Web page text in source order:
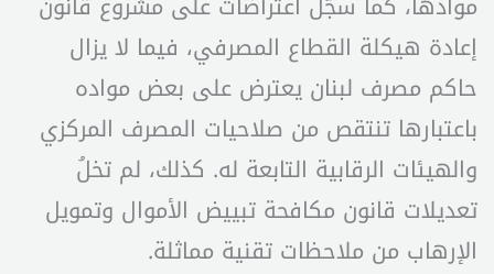
إعادة هيكلة القطاع المصرفي، فيما لا يزال
حاكم مصرف لبنان يعترض على بعض مواده
باعتبارها تنتقص من صلاحيات المصرف المركزي
والهيئات الرقابية التابعة له. كذلك، لم تخلُ
تعديلات قانون مكافحة تبييض الأموال وتمويل
الإرهاب من ملاحظات تقنية مماثلة.